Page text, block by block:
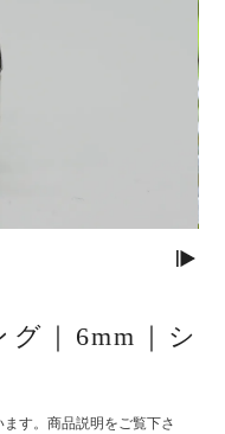
｜6mm｜シ
す。商品説明をご覧下さ